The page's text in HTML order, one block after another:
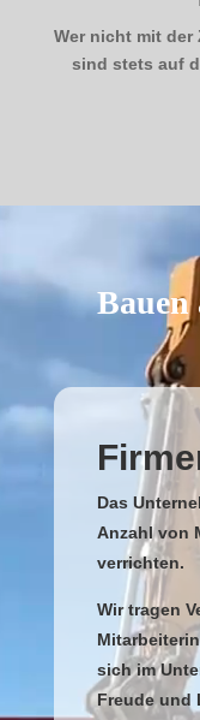
Wer nicht mit der
sind stets auf
Bauen
Das
Anzahl von
verrichten.
Wir tragen
sich im
Freude und